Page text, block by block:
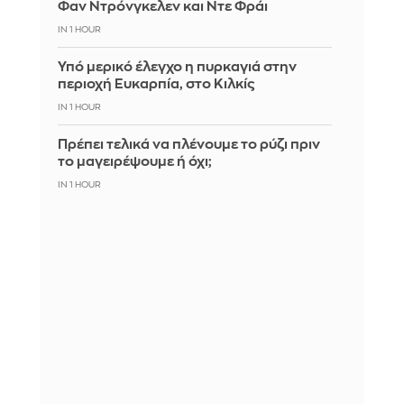
Φαν Ντρόνγκελεν και Ντε Φράι
IN 1 HOUR
Υπό μερικό έλεγχο η πυρκαγιά στην
περιοχή Ευκαρπία, στο Κιλκίς
IN 1 HOUR
Πρέπει τελικά να πλένουμε το ρύζι πριν
το μαγειρέψουμε ή όχι;
IN 1 HOUR